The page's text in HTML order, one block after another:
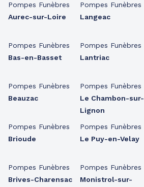
Pompes Funèbres
Aurec-sur-Loire
Pompes Funèbres
Bas-en-Basset
Pompes Funèbres
Beauzac
Pompes Funèbres
Brioude
Pompes Funèbres
Brives-Charensac
Pompes Funèbres
Langeac
Pompes Funèbres
Lantriac
Pompes Funèbres
Le Chambon-sur-
Lignon
Pompes Funèbres
Le Puy-en-Velay
Pompes Funèbres
Monistrol-sur-